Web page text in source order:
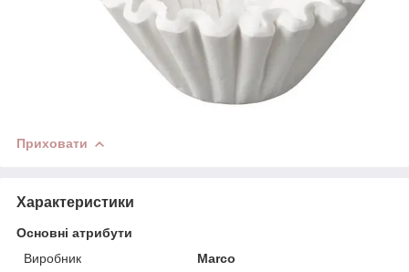
Приховати
Характеристики
Основні атрибути
Виробник
Marco